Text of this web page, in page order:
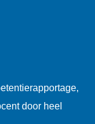
door heel